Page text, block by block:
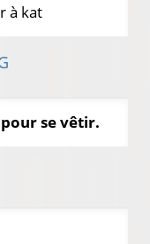
à kat
se vêtir.